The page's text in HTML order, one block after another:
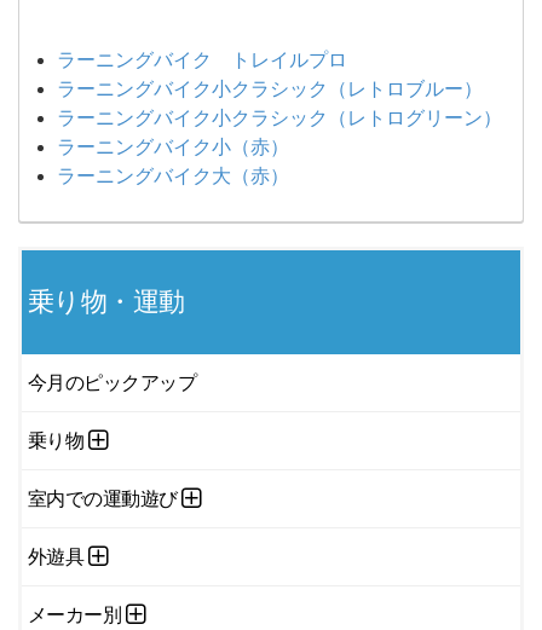
ラーニングバイク トレイルプロ
ラーニングバイク小クラシック（レトロブルー）
ラーニングバイク小クラシック（レトログリーン）
ラーニングバイク小（赤）
ラーニングバイク大（赤）
乗り物・運動
今月のピックアップ
乗り物
室内での運動遊び
外遊具
メーカー別